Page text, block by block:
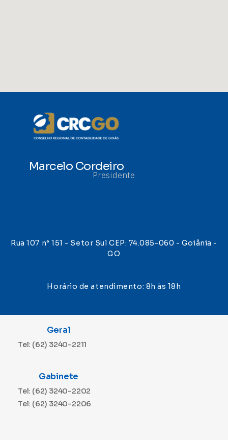
Marcelo Cordeiro
Presidente
Rua 107 n° 151 - Setor Sul CEP: 74.085-060 - Goiânia -
GO
Horário de atendimento: 8h às 18h
Geral
Tel: (62) 3240-2211
Gabinete
Tel: (62) 3240-2202
Tel: (62) 3240-2206